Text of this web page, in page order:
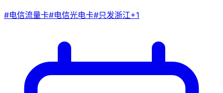
#电信流量卡#电信光电卡#只发浙江+1